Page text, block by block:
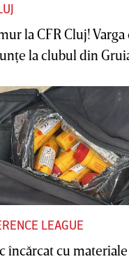
la CFR Cluj! Varga
la clubul din
LEAGUE
încărcat cu materiale